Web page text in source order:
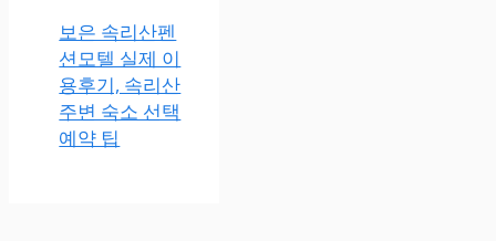
보은 속리산펜
션모텔 실제 이
용후기, 속리산
주변 숙소 선택
예약 팁